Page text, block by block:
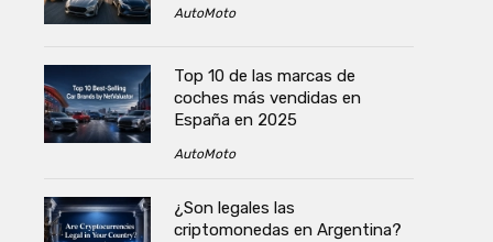
AutoMoto
Top 10 de las marcas de
coches más vendidas en
España en 2025
AutoMoto
¿Son legales las
criptomonedas en Argentina?